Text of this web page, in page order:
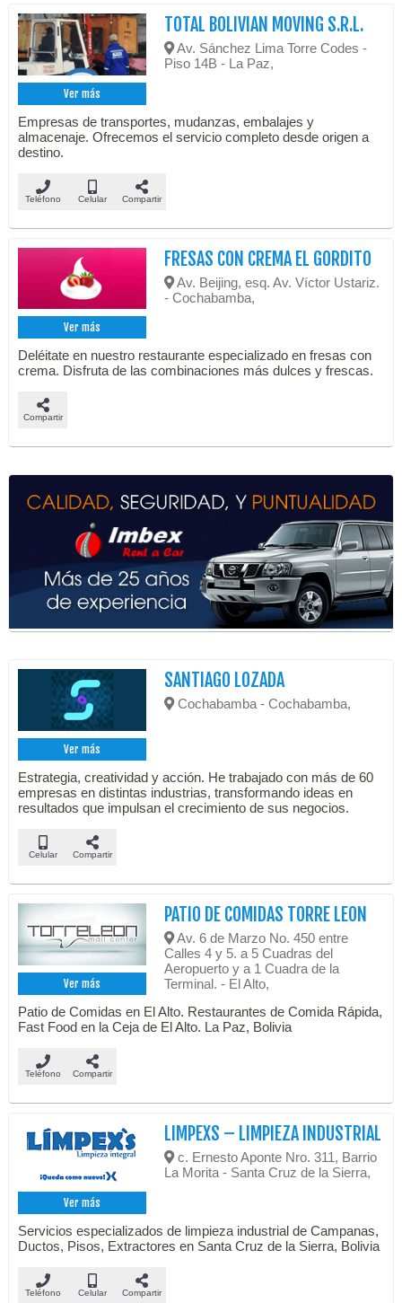
Ver más
TOTAL BOLIVIAN MOVING S.R.L.
Av. Sánchez Lima Torre Codes -
Piso 14B - La Paz,
Empresas de transportes, mudanzas, embalajes y
almacenaje. Ofrecemos el servicio completo desde origen a
destino.
Teléfono Celular Compartir
Ver más
FRESAS CON CREMA EL GORDITO
Av. Beijing, esq. Av. Víctor Ustariz.
- Cochabamba,
Deléitate en nuestro restaurante especializado en fresas con
crema. Disfruta de las combinaciones más dulces y frescas.
Compartir
Ver más
SANTIAGO LOZADA
Cochabamba - Cochabamba,
Estrategia, creatividad y acción. He trabajado con más de 60
empresas en distintas industrias, transformando ideas en
resultados que impulsan el crecimiento de sus negocios.
Celular Compartir
Ver más
PATIO DE COMIDAS TORRE LEON
Av. 6 de Marzo No. 450 entre
Calles 4 y 5. a 5 Cuadras del
Aeropuerto y a 1 Cuadra de la
Terminal. - El Alto,
Patio de Comidas en El Alto. Restaurantes de Comida Rápida,
Fast Food en la Ceja de El Alto. La Paz, Bolivia
Teléfono Compartir
Ver más
LIMPEXS – LIMPIEZA INDUSTRIAL
c. Ernesto Aponte Nro. 311, Barrio
La Morita - Santa Cruz de la Sierra,
Servicios especializados de limpieza industrial de Campanas,
Ductos, Pisos, Extractores en Santa Cruz de la Sierra, Bolivia
Teléfono Celular Compartir